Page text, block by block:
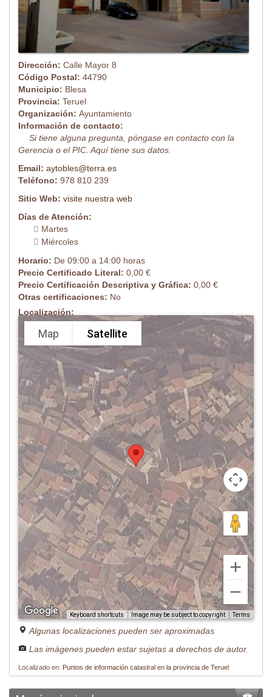
Dirección: Calle Mayor 8
Código Postal: 44790
Municipio: Blesa
Provincia: Teruel
Organización: Ayuntamiento
Información de contacto:
Si tiene alguna pregunta, póngase en contacto con la
Gerencia o el PIC. Aquí tiene sus datos.
Email: aytobles@terra.es
Teléfono: 978 810 239
Sitio Web: visite nuestra web
Días de Atención:
Martes
Miércoles
Horario: De 09:00 a 14:00 horas
Precio Certificado Literal: 0,00 €
Precio Certificación Descriptiva y Gráfica: 0,00 €
Otras certificaciones: No
Localización:
Map Satellite
Keyboard shortcuts Image may be subject to copyright Terms
Algunas localizaciones pueden ser aproximadas
Las imágenes pueden estar sujetas a derechos de autor.
Localizado en: Puntos de información catastral en la provincia de Teruel